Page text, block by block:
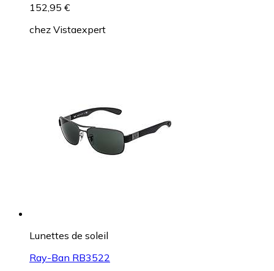
152,95 €
chez Vistaexpert
Lunettes de soleil
Ray-Ban RB3522